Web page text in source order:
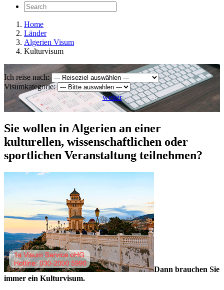
Home
Länder
Algerien Visum
Kulturvisum
Ich reise nach:
Visumkategorie:
weiter
Sie wollen in Algerien an einer
kulturellen, wissenschaftlichen oder
sportlichen Veranstaltung teilnehmen?
Dann brauchen Sie
immer ein Kulturvisum.